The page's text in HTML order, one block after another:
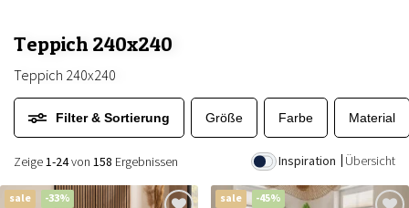
Teppich 240x240
Teppich 240x240
Filter & Sortierung Größe Farbe Material
Inspiration Übersicht
Zeige1-24von 158 Ergebnissen
sale -33% sale -45%